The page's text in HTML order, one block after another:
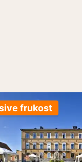
frukost